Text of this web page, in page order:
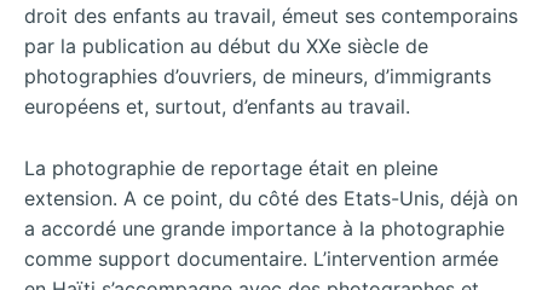
droit des enfants au travail, émeut ses contemporains
par la publication au début du XXe siècle de
photographies d’ouvriers, de mineurs, d’immigrants
européens et, surtout, d’enfants au travail.
La photographie de reportage était en pleine
extension. A ce point, du côté des Etats-Unis, déjà on
a accordé une grande importance à la photographie
comme support documentaire. L’intervention armée